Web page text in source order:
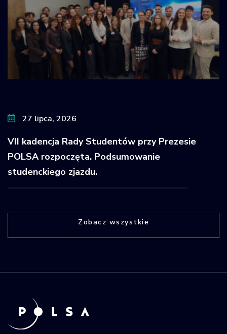
27 lipca, 2026
VII kadencja Rady Studentów przy Prezesie
POLSA rozpoczęta. Podsumowanie
studenckiego zjazdu.
Zobacz wszystkie